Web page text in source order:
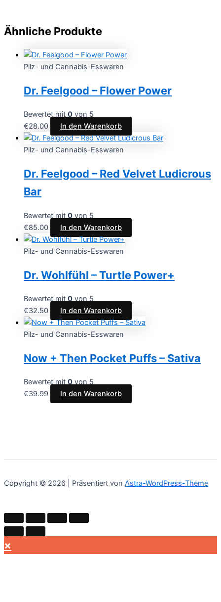
Ähnliche Produkte
Pilz- und Cannabis-Esswaren
Dr. Feelgood – Flower Power
Bewertet mit 0 von 5
€28.00 In den Warenkorb
Pilz- und Cannabis-Esswaren
Dr. Feelgood – Red Velvet Ludicrous
Bar
Bewertet mit 0 von 5
€85.00 In den Warenkorb
Pilz- und Cannabis-Esswaren
Dr. Wohlfühl – Turtle Power+
Bewertet mit 0 von 5
€32.50 In den Warenkorb
Pilz- und Cannabis-Esswaren
Now + Then Pocket Puffs – Sativa
Bewertet mit 0 von 5
€39.99 In den Warenkorb
Copyright © 2026 | Präsentiert von Astra-WordPress-Theme
×